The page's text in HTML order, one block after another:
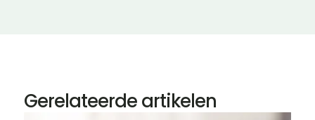
Gerelateerde artikelen